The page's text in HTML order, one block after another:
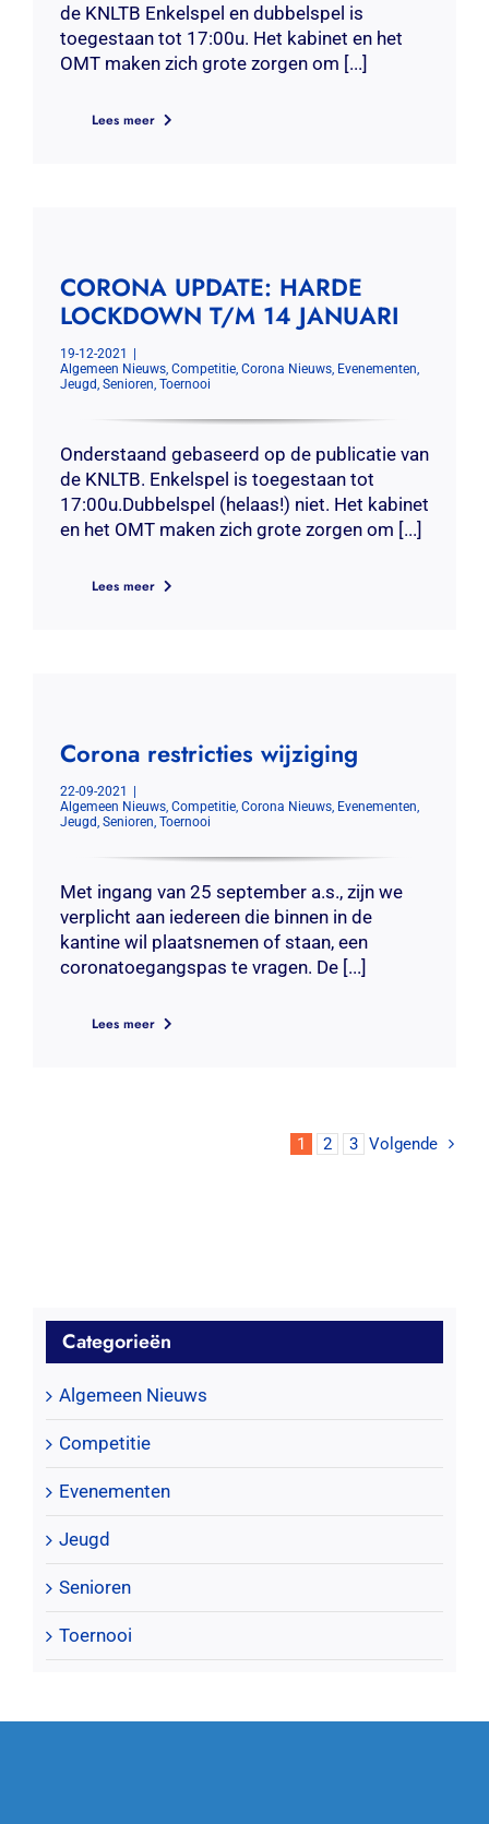
de KNLTB Enkelspel en dubbelspel is
toegestaan tot 17:00u. Het kabinet en het
OMT maken zich grote zorgen om [...]
Lees meer
CORONA UPDATE: HARDE
LOCKDOWN T/M 14 JANUARI
19-12-2021
Algemeen Nieuws, Competitie, Corona Nieuws, Evenementen,
Jeugd, Senioren, Toernooi
Onderstaand gebaseerd op de publicatie van
de KNLTB. Enkelspel is toegestaan tot
17:00u.Dubbelspel (helaas!) niet. Het kabinet
en het OMT maken zich grote zorgen om [...]
Lees meer
Corona restricties wijziging
22-09-2021
Algemeen Nieuws, Competitie, Corona Nieuws, Evenementen,
Jeugd, Senioren, Toernooi
Met ingang van 25 september a.s., zijn we
verplicht aan iedereen die binnen in de
kantine wil plaatsnemen of staan, een
coronatoegangspas te vragen. De [...]
Lees meer
1 2 3 Volgende
Categorieën
Algemeen Nieuws
Competitie
Evenementen
Jeugd
Senioren
Toernooi